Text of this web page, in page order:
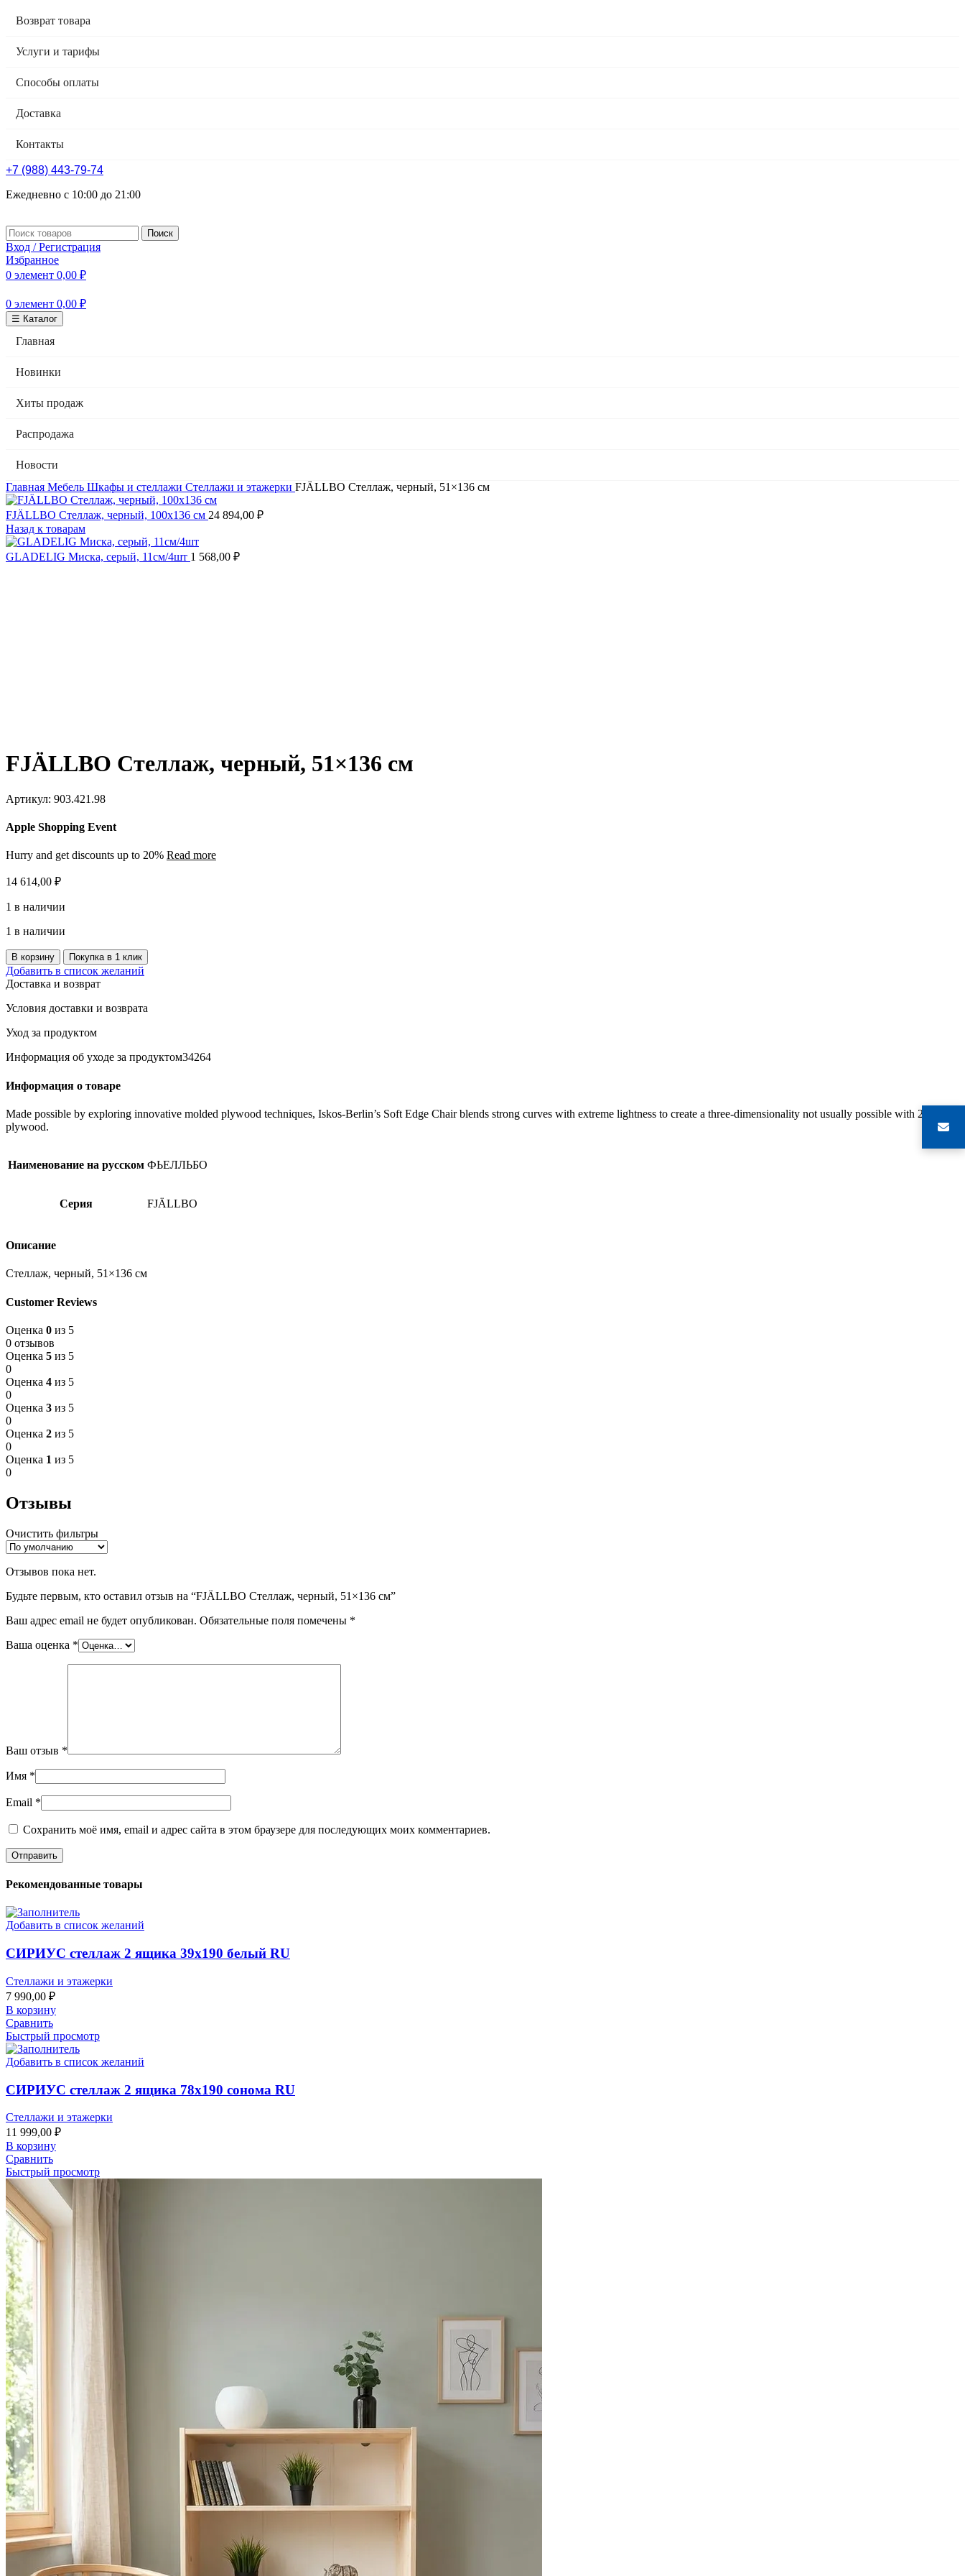
Возврат товара
Услуги и тарифы
Способы оплаты
Доставка
Контакты
+7 (988) 443-79-74
Ежедневно с 10:00 до 21:00
Поиск
Вход / Регистрация
Избранное
0 элемент 0,00 ₽
0 элемент 0,00 ₽
☰ Каталог
Главная
Новинки
Хиты продаж
Распродажа
Новости
Главная Мебель Шкафы и стеллажи Стеллажи и этажерки FJÄLLBO Стеллаж, черный, 51×136 см
FJÄLLBO Стеллаж, черный, 100x136 см 24 894,00 ₽
Назад к товарам
GLADELIG Миска, серый, 11см/4шт 1 568,00 ₽
FJÄLLBO Стеллаж, черный, 51×136 см
Артикул: 903.421.98
Apple Shopping Event
Hurry and get discounts up to 20% Read more
14 614,00 ₽
1 в наличии
1 в наличии
Количество
товара
FJÄLLBO
Стеллаж,
черный,
см
В корзину Покупка в 1 клик
Добавить в список желаний
Доставка и возврат
Условия доставки и возврата
Уход за продуктом
Информация об уходе за продуктом34264
Информация о товаре
Made possible by exploring innovative molded plywood techniques, Iskos-Berlin’s Soft Edge Chair blends strong curves with extreme lightness to create a three-dimensionality not usually possible with 2-D
plywood.
Наименование на русском ФЬЕЛЛЬБО
Серия FJÄLLBO
Описание
Стеллаж, черный, 51×136 см
Customer Reviews
Оценка 0 из 5
0 отзывов
Оценка 5 из 5
0
Оценка 4 из 5
0
Оценка 3 из 5
0
Оценка 2 из 5
0
Оценка 1 из 5
0
Отзывы
Очистить фильтры
Отзывов пока нет.
Будьте первым, кто оставил отзыв на “FJÄLLBO Стеллаж, черный, 51×136 см”
Ваш адрес email не будет опубликован. Обязательные поля помечены *
Ваша оценка *
Ваш отзыв *
Имя *
Email *
Сохранить моё имя, email и адрес сайта в этом браузере для последующих моих комментариев.
Рекомендованные товары
Добавить в список желаний
СИРИУС стеллаж 2 ящика 39х190 белый RU
Стеллажи и этажерки
7 990,00 ₽
В корзину
Сравнить
Быстрый просмотр
Добавить в список желаний
СИРИУС стеллаж 2 ящика 78х190 сонома RU
Стеллажи и этажерки
11 999,00 ₽
В корзину
Сравнить
Быстрый просмотр